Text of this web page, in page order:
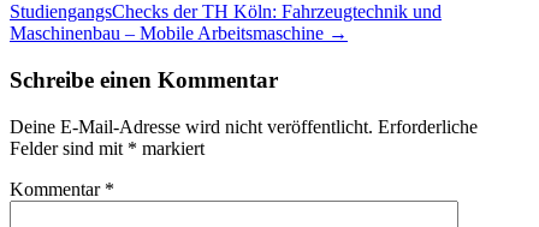
StudiengangsChecks der TH Köln: Fahrzeugtechnik und
Maschinenbau – Mobile Arbeitsmaschine →
Schreibe einen Kommentar
Deine E-Mail-Adresse wird nicht veröffentlicht. Erforderliche
Felder sind mit * markiert
Kommentar *